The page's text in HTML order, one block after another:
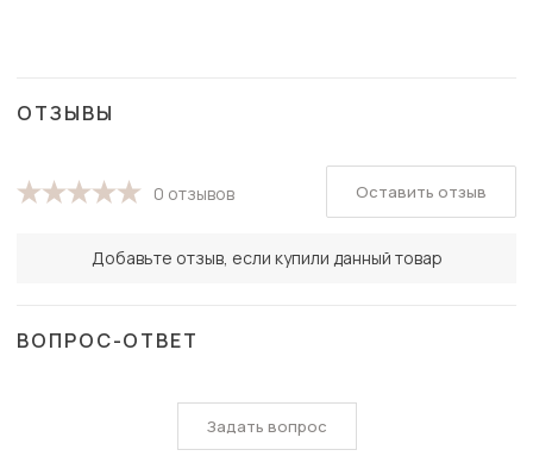
ОТЗЫВЫ
0 отзывов
Добавьте отзыв, если купили данный товар
Оставить отзыв
ВОПРОС-ОТВЕТ
Задать вопрос